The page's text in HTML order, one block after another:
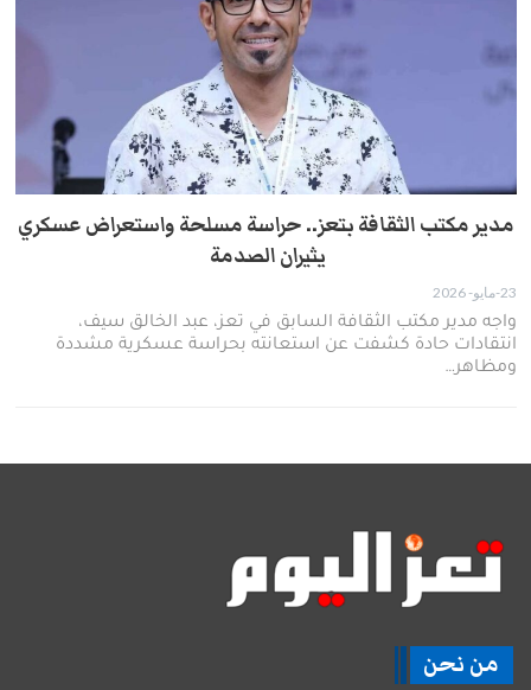
مدير مكتب الثقافة بتعز.. حراسة مسلحة واستعراض عسكري
يثيران الصدمة ​
23-مايو- 2026
​واجه مدير مكتب الثقافة السابق في تعز، عبد الخالق سيف،
انتقادات حادة كشفت عن استعانته بحراسة عسكرية مشددة
ومظاهر…
من نحن